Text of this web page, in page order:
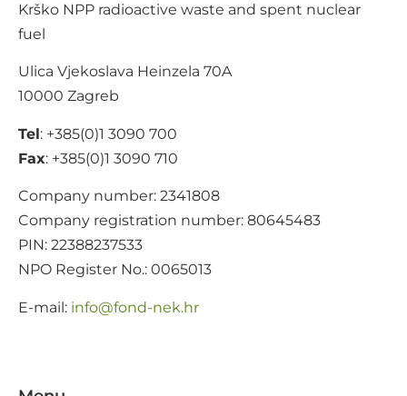
Krško NPP radioactive waste and spent nuclear
fuel
Ulica Vjekoslava Heinzela 70A
10000 Zagreb
Tel: +385(0)1 3090 700
Fax: +385(0)1 3090 710
Company number: 2341808
Company registration number: 80645483
PIN: 22388237533
NPO Register No.: 0065013
E-mail: rh.ken-dnof
@ofni